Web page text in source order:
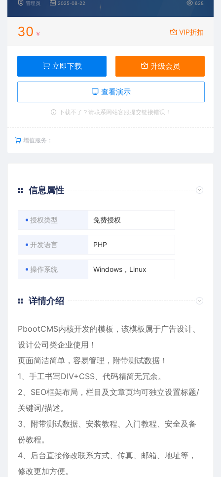
管理员 2025-08-22 628
30 ￥ VIP折扣
立即下载 升级会员
查看演示
下载不了？请联系网站客服提交链接错误！
增值服务：
信息属性
授权类型 免费授权
开发语言 PHP
操作系统 Windows，Linux
详情介绍
PbootCMS内核开发的模板，该模板属于广告设计、
设计公司类企业使用！
页面简洁简单，容易管理，附带测试数据！
1、手工书写DIV+CSS、代码精简无冗余。
2、SEO框架布局，栏目及文章页均可独立设置标题/
关键词/描述。
3、附带测试数据、安装教程、入门教程、安全及备
份教程。
4、后台直接修改联系方式、传真、邮箱、地址等，
修改更加方便。